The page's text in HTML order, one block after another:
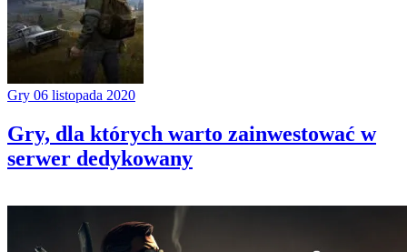
Gry 06 listopada 2020
Gry, dla których warto zainwestować w
serwer dedykowany